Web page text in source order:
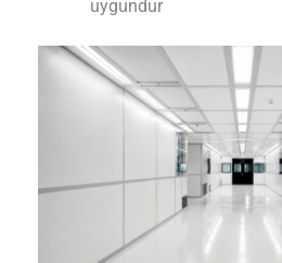
uygundur